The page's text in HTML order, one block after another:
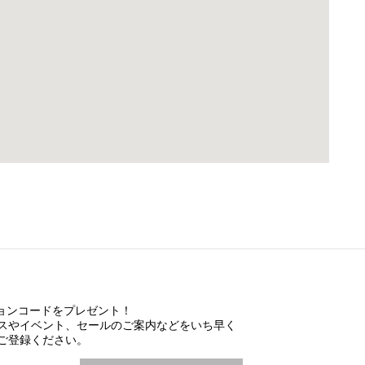
コードをプレゼント！
やイベント、セールのご案内などをいち早く
録ください。